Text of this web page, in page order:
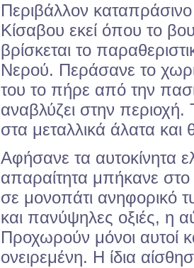
Περιβάλλον καταπράσινο
Κίσαβου εκεί όπου το
βρίσκεται το
Νερού. Περάσανε το
του το πήρε από την
αναβλύζει στην
στα μεταλλικά άλατα και
Αφήσανε τα αυτοκίνητα
απαραίτητα μπήκανε
σε μονοπάτι ανηφορικό
και πανύψηλες οξιές, η
Προχωρούν μόνοι αυτοί
ονειρεμένη. Η ίδια